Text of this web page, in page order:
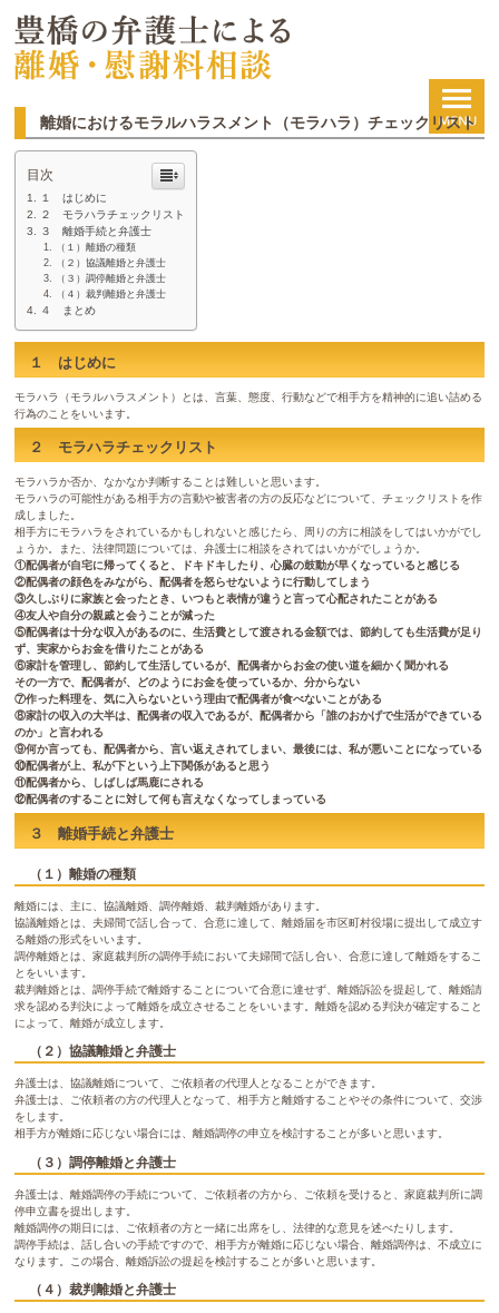
離婚におけるモラルハラスメント（モラハラ）チェックリスト
目次
１ はじめに
２ モラハラチェックリスト
３ 離婚手続と弁護士
（１）離婚の種類
（２）協議離婚と弁護士
（３）調停離婚と弁護士
（４）裁判離婚と弁護士
４ まとめ
１ はじめに
モラハラ（モラルハラスメント）とは、言葉、態度、行動などで相手方を精神的に追い詰める
行為のことをいいます。
２ モラハラチェックリスト
モラハラか否か、なかなか判断することは難しいと思います。
モラハラの可能性がある相手方の言動や被害者の方の反応などについて、チェックリストを作
成しました。
相手方にモラハラをされているかもしれないと感じたら、周りの方に相談をしてはいかがでし
ょうか。また、法律問題については、弁護士に相談をされてはいかがでしょうか。
①配偶者が自宅に帰ってくると、ドキドキしたり、心臓の鼓動が早くなっていると感じる
②配偶者の顔色をみながら、配偶者を怒らせないように行動してしまう
③久しぶりに家族と会ったとき、いつもと表情が違うと言って心配されたことがある
④友人や自分の親戚と会うことが減った
⑤配偶者は十分な収入があるのに、生活費として渡される金額では、節約しても生活費が足り
ず、実家からお金を借りたことがある
⑥家計を管理し、節約して生活しているが、配偶者からお金の使い道を細かく聞かれる
その一方で、配偶者が、どのようにお金を使っているか、分からない
⑦作った料理を、気に入らないという理由で配偶者が食べないことがある
⑧家計の収入の大半は、配偶者の収入であるが、配偶者から「誰のおかげで生活ができている
のか」と言われる
⑨何か言っても、配偶者から、言い返えされてしまい、最後には、私が悪いことになっている
⑩配偶者が上、私が下という上下関係があると思う
⑪配偶者から、しばしば馬鹿にされる
⑫配偶者のすることに対して何も言えなくなってしまっている
３ 離婚手続と弁護士
（１）離婚の種類
離婚には、主に、協議離婚、調停離婚、裁判離婚があります。
協議離婚とは、夫婦間で話し合って、合意に達して、離婚届を市区町村役場に提出して成立す
る離婚の形式をいいます。
調停離婚とは、家庭裁判所の調停手続において夫婦間で話し合い、合意に達して離婚をするこ
とをいいます。
裁判離婚とは、調停手続で離婚することについて合意に達せず、離婚訴訟を提起して、離婚請
求を認める判決によって離婚を成立させることをいいます。離婚を認める判決が確定すること
によって、離婚が成立します。
（２）協議離婚と弁護士
弁護士は、協議離婚について、ご依頼者の代理人となることができます。
弁護士は、ご依頼者の方の代理人となって、相手方と離婚することやその条件について、交渉
をします。
相手方が離婚に応じない場合には、離婚調停の申立を検討することが多いと思います。
（３）調停離婚と弁護士
弁護士は、離婚調停の手続について、ご依頼者の方から、ご依頼を受けると、家庭裁判所に調
停申立書を提出します。
離婚調停の期日には、ご依頼者の方と一緒に出席をし、法律的な意見を述べたりします。
調停手続は、話し合いの手続ですので、相手方が離婚に応じない場合、離婚調停は、不成立に
なります。この場合、離婚訴訟の提起を検討することが多いと思います。
（４）裁判離婚と弁護士